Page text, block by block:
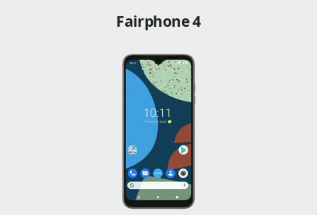
Fairphone 4